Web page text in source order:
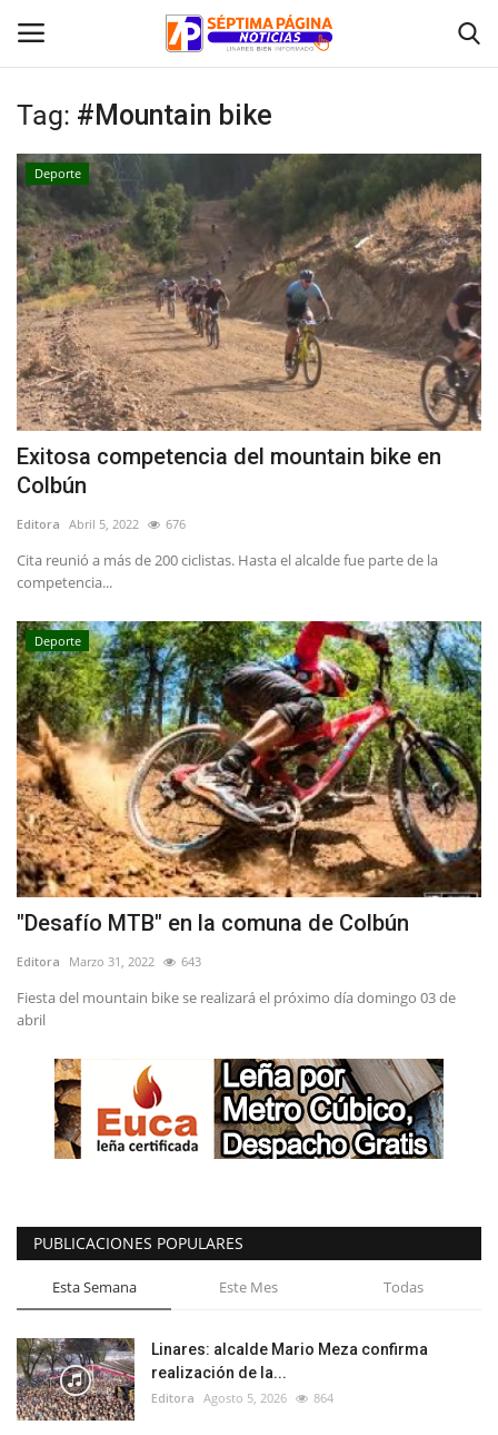
Inicio
Crónica
Policial
Tribunales
Deporte
Política
Espectáculos
Tag: #Mountain bike
Deporte
Exitosa competencia del mountain bike en
Colbún
Editora Abril 5, 2022 676
Cita reunió a más de 200 ciclistas. Hasta el alcalde fue parte de la
competencia...
Deporte
"Desafío MTB" en la comuna de Colbún
Editora Marzo 31, 2022 643
Fiesta del mountain bike se realizará el próximo día domingo 03 de
abril
PUBLICACIONES POPULARES
Esta Semana Este Mes Todas
Linares: alcalde Mario Meza confirma
realización de la...
Editora Agosto 5, 2026 864